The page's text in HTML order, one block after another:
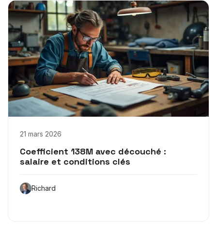
21 mars 2026
Coefficient 138M avec découché :
salaire et conditions clés
Richard